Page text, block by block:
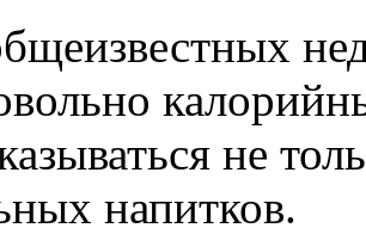
не
напитков.